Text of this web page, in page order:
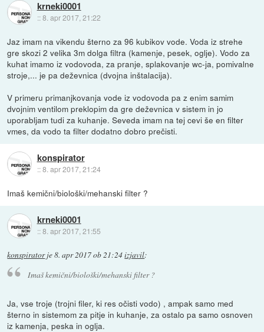
krneki0001
::8. apr 2017, 21:22
Jaz imam na vikendu šterno za 96 kubikov vode. Voda iz strehe
gre skozi 2 velika 3m dolga filtra (kamenje, pesek, oglje). Vodo za
kuhat imamo iz vodovoda, za pranje, splakovanje wc-ja, pomivalne
stroje,... je pa deževnica (dvojna inštalacija).
V primeru primanjkovanja vode iz vodovoda pa z enim samim
dvojnim ventilom preklopim da gre deževnica v sistem in jo
uporabljam tudi za kuhanje. Seveda imam na tej cevi še en filter
vmes, da vodo ta filter dodatno dobro prečisti.
konspirator
::8. apr 2017, 21:24
Imaš kemični/biološki/mehanski filter ?
krneki0001
::8. apr 2017, 21:55
konspiratorje8. apr 2017 ob 21:24izjavil:
Imaš kemični/biološki/mehanski filter ?
Ja, vse troje (trojni filer, ki res očisti vodo) , ampak samo med
šterno in sistemom za pitje in kuhanje, za ostalo pa samo osnoven
iz kamenja, peska in oglja.